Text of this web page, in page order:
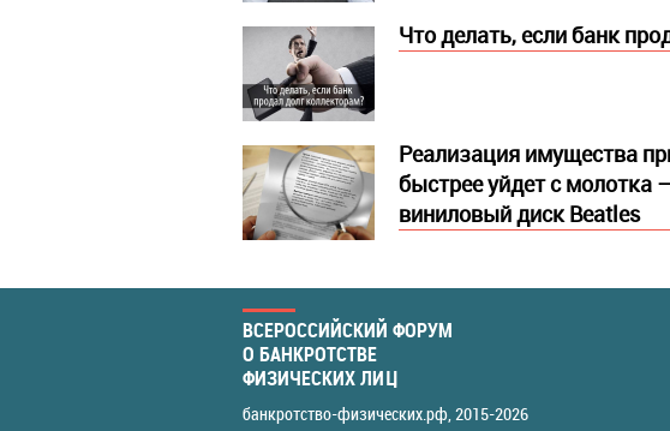
Что делать, если банк
Реализация имущества
быстрее уйдет с молотка
виниловый диск Beatles
ВСЕРОССИЙСКИЙ ФОРУМ
О БАНКРОТСТВЕ
ФИЗИЧЕСКИХ ЛИЦ
банкротство-физических.рф, 2015-2026